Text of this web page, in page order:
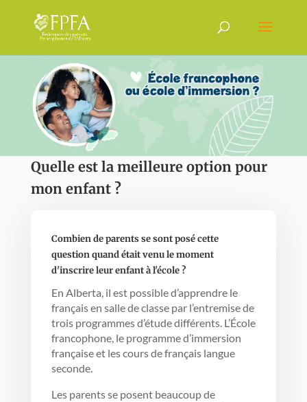
Quelle est la meilleure option pour
mon enfant ?
Combien de parents se sont posé cette
question quand était venu le moment
d'inscrire leur enfant à l'école ?
En Alberta, il est possible d’apprendre le
français en salle de classe par l’entremise de
trois programmes d’étude différents. L’École
francophone, le programme d’immersion
française et les cours de français langue
seconde.
Les parents se posent beaucoup de